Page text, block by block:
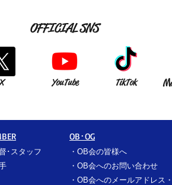
OFFICIAL SNS
YouTube TikTok
･スタッフ
OB･OG
​・ OB会の皆様へ
​・ OB会へのお問い合わせ
・ OB会へのメールアドレス